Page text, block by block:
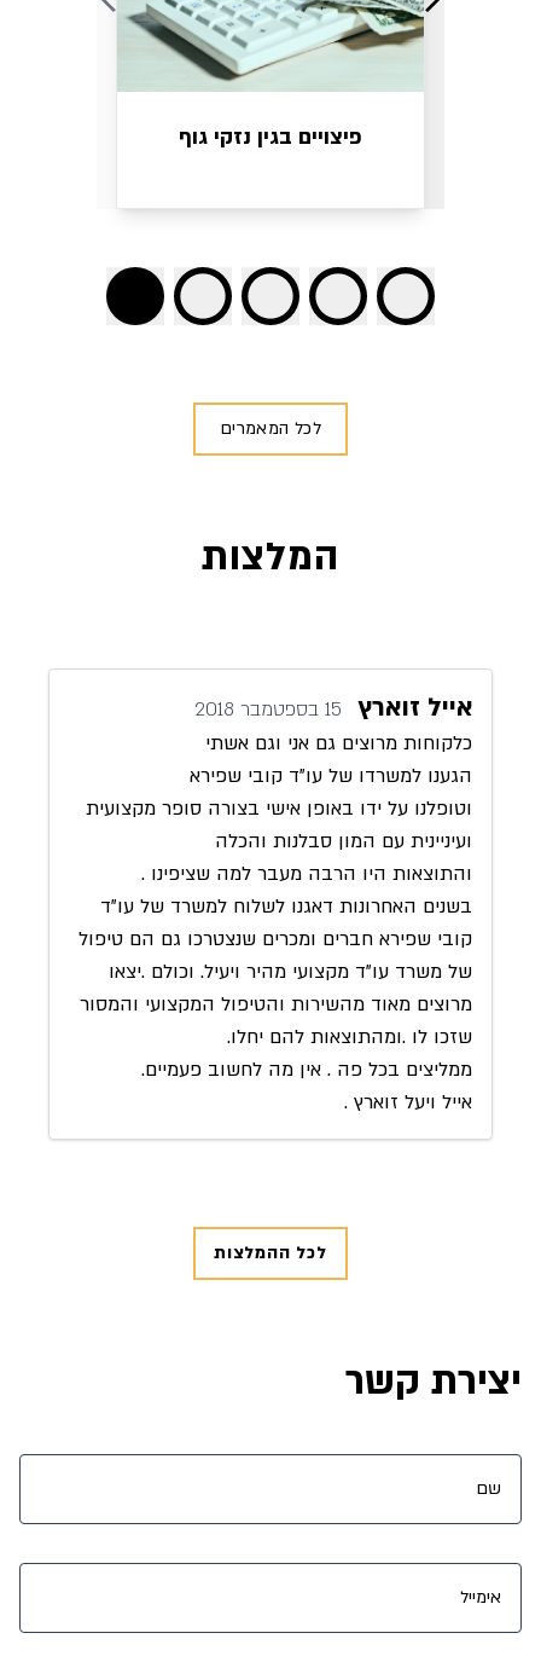
פיצויים בגין נזקי גוף
לכל המאמרים
המלצות
אייל זוארץ
15 בספטמבר 2018
כלקוחות מרוצים גם אני וגם אשתי
הגענו למשרדו של עו"ד קובי שפירא
וטופלנו על ידו באופן אישי בצורה סופר מקצועית
ועיניינית עם המון סבלנות והכלה
והתוצאות היו הרבה מעבר למה שציפינו .
בשנים האחרונות דאגנו לשלוח למשרד של עו"ד
קובי שפירא חברים ומכרים שנצטרכו גם הם טיפול
של משרד עו"ד מקצועי מהיר ויעיל. וכולם .יצאו
מרוצים מאוד מהשירות והטיפול המקצועי והמסור
שזכו לו .ומהתוצאות להם יחלו.
ממליצים בכל פה . אין מה לחשוב פעמיים.
אייל ויעל זוארץ .
לכל ההמלצות
יצירת קשר